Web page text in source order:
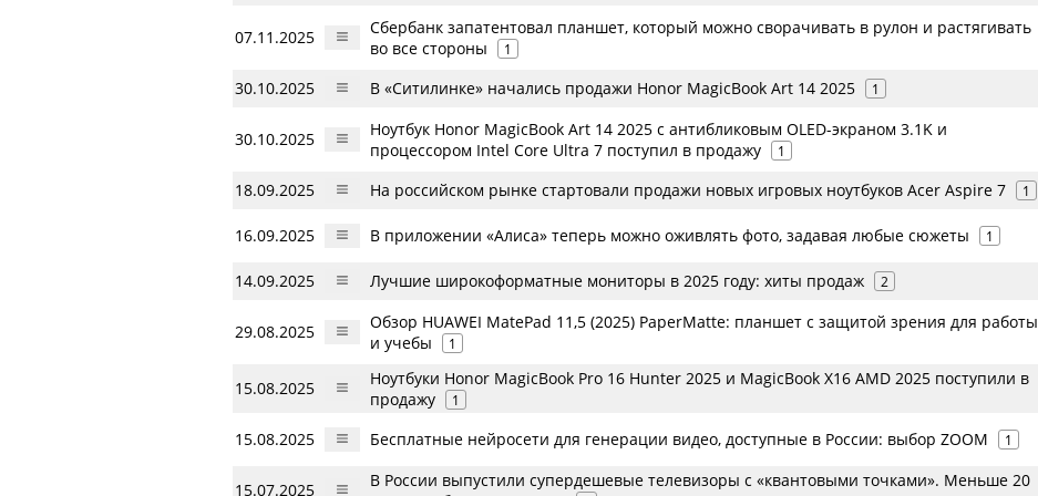
07.11.2025
Сбербанк запатентовал планшет, который можно сворачивать в рулон и растягивать
во все стороны
1
30.10.2025 В «Ситилинке» начались продажи Honor MagicBook Art 14 2025 1
30.10.2025
Ноутбук Honor MagicBook Art 14 2025 с антибликовым OLED-экраном 3.1K и
процессором Intel Core Ultra 7 поступил в продажу
1
18.09.2025 На российском рынке стартовали продажи новых игровых ноутбуков Acer Aspire 7 1
16.09.2025 В приложении «Алиса» теперь можно оживлять фото, задавая любые сюжеты 1
14.09.2025 Лучшие широкоформатные мониторы в 2025 году: хиты продаж 2
29.08.2025
Обзор HUAWEI MatePad 11,5 (2025) PaperMatte: планшет с защитой зрения для работы
и учебы
1
15.08.2025
Ноутбуки Honor MagicBook Pro 16 Hunter 2025 и MagicBook X16 AMD 2025 поступили в
продажу
1
15.08.2025 Бесплатные нейросети для генерации видео, доступные в России: выбор ZOOM 1
15.07.2025
В России выпустили супердешевые телевизоры с «квантовыми точками». Меньше 20